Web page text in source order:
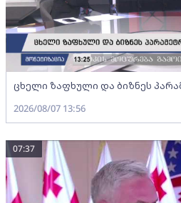
ცხელი ზაფხული და ბიზნეს
2026/08/07 13:56
07:37